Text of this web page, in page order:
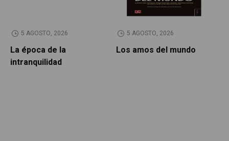
5 AGOSTO, 2026
La época de la
intranquilidad
5 AGOSTO, 2026
Los amos del mundo